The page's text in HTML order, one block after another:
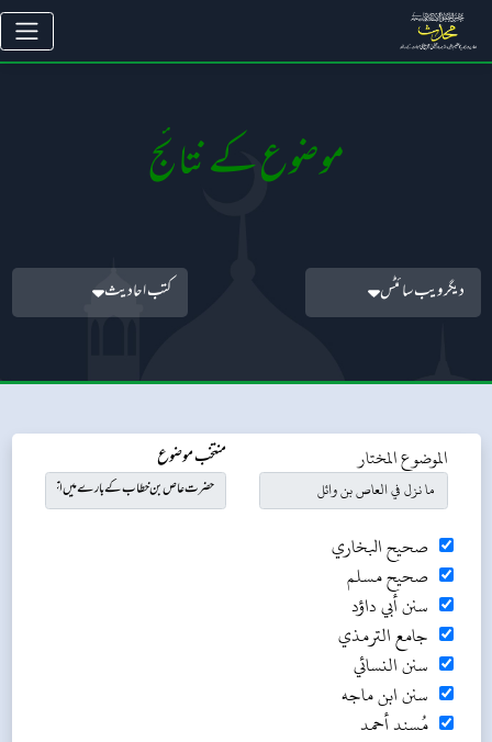
موضوع کے نتائج
دیگر ویب سائٹس کتب احادیث
الموضوع المختار منتخب موضوع
صحيح البخاري
صحيح مسلم
سنن أبي داؤد
جامع الترمذي
سنن النسائي
سنن ابن ماجه
مُسند أحمد